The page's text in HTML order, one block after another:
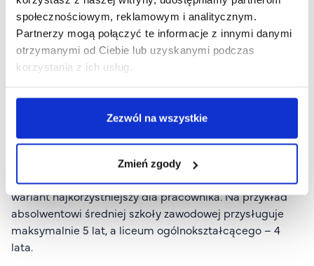
społecznościowym, reklamowym i analitycznym.
Partnerzy mogą połączyć te informacje z innymi danymi
otrzymanymi od Ciebie lub uzyskanymi podczas
korzystania z ich usług.
Zezwól na wszystkie
Zmień zgody
dla stażu pracy. Do okresu zatrudnienia wlicza się nie
tylko czas przepracowany na umowę o pracę, ale
również lata nauki. Ma to znaczenie przy ustalaniu
uprawnień pracowniczych, takich jak wymiar urlopu czy
Kodeks pracy precyzyjnie określa, ile lat nauki można
doliczyć do stażu pracy. W przypadku ukończenia
studiów wyższych jest to maksymalnie 8 lat. Co istotne,
jeśli student wcześniej ukończył szkołę średnią czy
zawodową, nie sumuje tych okresów – wybiera się
wariant najkorzystniejszy dla pracownika. Na przykład
absolwentowi średniej szkoły zawodowej przysługuje
maksymalnie 5 lat, a liceum ogólnokształcącego – 4
lata.